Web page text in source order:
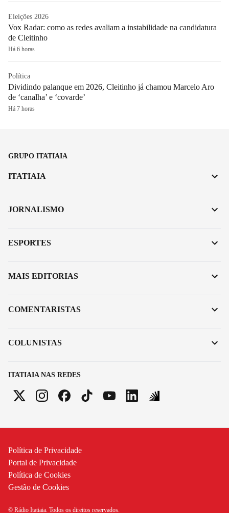
Eleições 2026
Vox Radar: como as redes avaliam a instabilidade na candidatura
de Cleitinho
Há 6 horas
Política
Dividindo palanque em 2026, Cleitinho já chamou Marcelo Aro
de ‘canalha’ e ‘covarde’
Há 7 horas
GRUPO ITATIAIA
ITATIAIA NAS REDES
ITATIAIA
JORNALISMO
ESPORTES
MAIS EDITORIAS
COMENTARISTAS
COLUNISTAS
Política de Privacidade
Portal de Privacidade
Política de Cookies
Gestão de Cookies
© Rádio Itatiaia. Todos os direitos reservados.